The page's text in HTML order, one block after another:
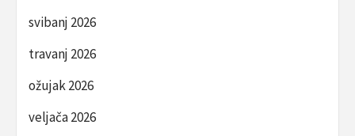
svibanj 2026
travanj 2026
ožujak 2026
veljača 2026